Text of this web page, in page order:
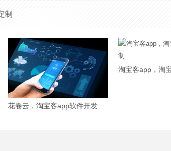
制
花卷云，淘宝客app软件开发